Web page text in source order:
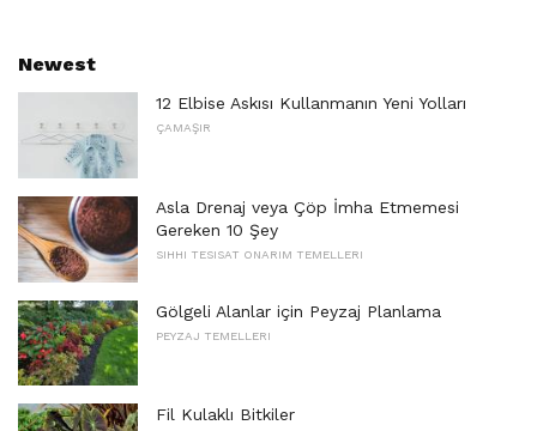
Newest
12 Elbise Askısı Kullanmanın Yeni Yolları
ÇAMAŞIR
Asla Drenaj veya Çöp İmha Etmemesi
Gereken 10 Şey
SIHHI TESISAT ONARIM TEMELLERI
Gölgeli Alanlar için Peyzaj Planlama
PEYZAJ TEMELLERI
Fil Kulaklı Bitkiler